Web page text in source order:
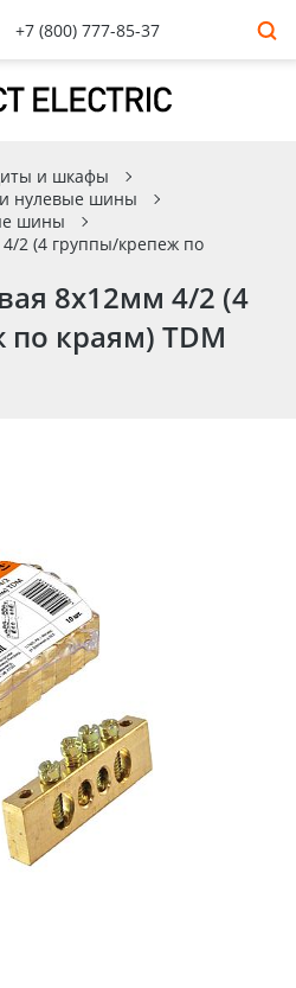
+7 (800) 777-85-37
и шкафы
нулевые шины
шины
2 (4 группы/крепеж по
8x12мм 4/2 (4
краям) TDM